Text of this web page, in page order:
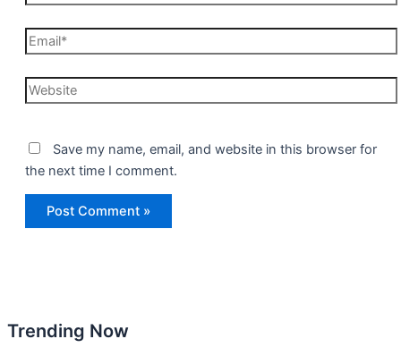
Email*
Website
Save my name, email, and website in this browser for
the next time I comment.
Trending Now